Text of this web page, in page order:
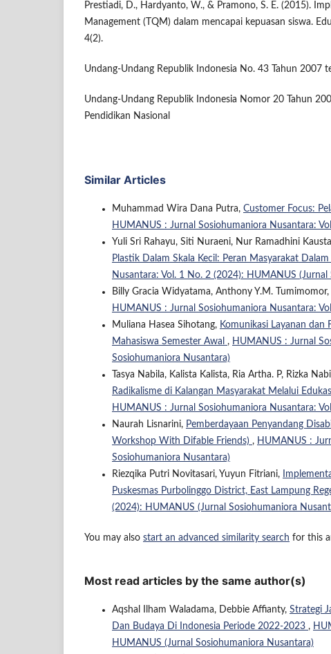
Prestiadi, D., Hardyanto, W., & Pramono, S. E. (2015).
Management (TQM) dalam mencapai kepuasan siswa.
4(2).
Undang-Undang Republik Indonesia No. 43 Tahun 2007
Undang-Undang Republik Indonesia Nomor 20 Tahun
Pendidikan Nasional
Similar Articles
Muhammad Wira Dana Putra, Customer Focus:
HUMANUS : Jurnal Sosiohumaniora Nusantara:
Yuli Sri Rahayu, Siti Nuraeni, Nur Ramadhini
Plastik Dalam Skala Kecil: Peran Masyarakat
Nusantara: Vol. 1 No. 2 (2024): HUMANUS
Billy Gracia Widyatama, Anthony Y.M. Tumimomor,
HUMANUS : Jurnal Sosiohumaniora Nusantara:
Muliana Hasea Sihotang, Komunikasi Layanan dan
Mahasiswa Semester Awal , HUMANUS : Jurnal
Sosiohumaniora Nusantara)
Tasya Nabila, Kalista Kalista, Ria Artha. P, Rizka
Radikalisme di Kalangan Masyarakat Melalui
HUMANUS : Jurnal Sosiohumaniora Nusantara:
Naurah Lisnarini, Pemberdayaan Penyandang
Workshop With Difable Friends) , HUMANUS :
Sosiohumaniora Nusantara)
Riezqika Putri Novitasari, Yuyun Fitriani,
Puskesmas Purbolinggo District, East Lampung
(2024): HUMANUS (Jurnal Sosiohumaniora
You may also start an advanced similarity search for this
Most read articles by the same author(s)
Aqshal Ilham Waladama, Debbie Affianty, Strategi
Dan Budaya Di Indonesia Periode 2022-2023 ,
HUMANUS (Jurnal Sosiohumaniora Nusantara)